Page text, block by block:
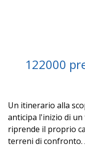
122000
Un itinerario alla
anticipa l'inizio di
riprende il proprio
terreni di confronto.